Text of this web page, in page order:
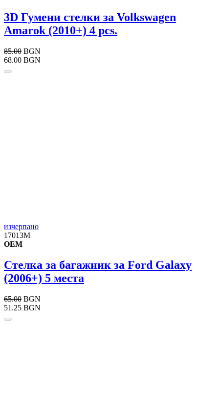
3D Гумени стелки за Volkswagen
Amarok (2010+) 4 pcs.
85.00 BGN
68.00 BGN
изчерпано
17013M
OEM
Стелка за багажник за Ford Galaxy
(2006+) 5 места
65.00 BGN
51.25 BGN